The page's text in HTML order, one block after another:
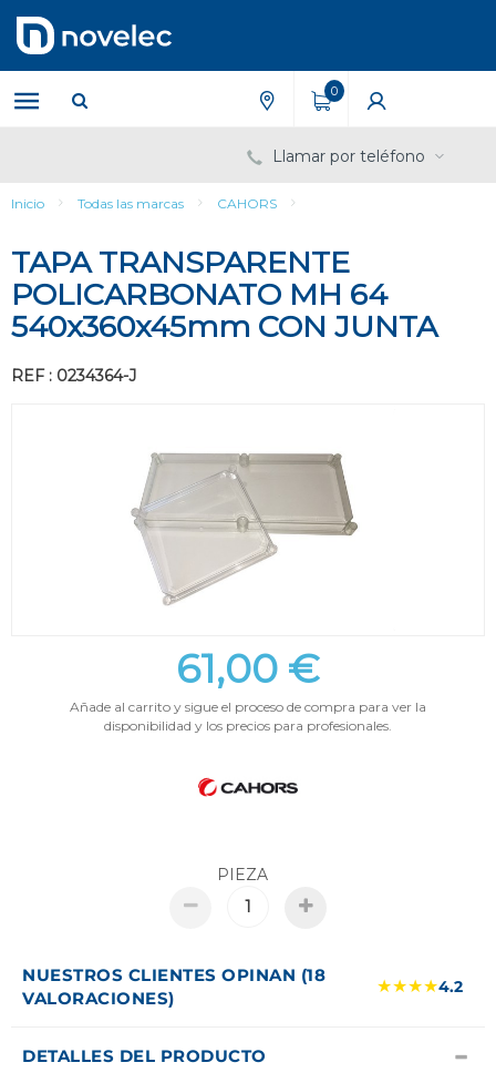
contenido
menú
de
navegación
0
Llamar por teléfono
Inicio Todas las marcas CAHORS
TAPA TRANSPARENTE
POLICARBONATO MH 64
540x360x45mm CON JUNTA
REF : 0234364-J
61,00 €
Añade al carrito y sigue el proceso de compra para ver la
disponibilidad y los precios para profesionales.
PIEZA
NUESTROS CLIENTES OPINAN (18
VALORACIONES)
★★★★4.2
DETALLES DEL PRODUCTO